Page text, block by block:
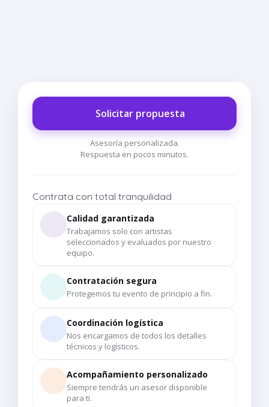
Solicitar propuesta
Asesoría personalizada.
Respuesta en pocos minutos.
Contrata con total tranquilidad
Calidad garantizada
Trabajamos solo con artistas
seleccionados y evaluados por nuestro
equipo.
Contratación segura
Protegemos tu evento de principio a fin.
Coordinación logística
Nos encargamos de todos los detalles
técnicos y logísticos.
Acompañamiento personalizado
Siempre tendrás un asesor disponible
para ti.